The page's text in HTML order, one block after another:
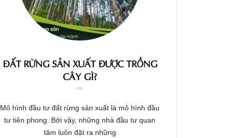
ĐẤT RỪNG SẢN XUẤT ĐƯỢC TRỒNG
CÂY GÌ?
Mô hình đầu tư đất rừng sản xuất là mô hình đầu
tư tiên phong. Bởi vậy, những nhà đầu tư quan
tâm luôn đặt ra những